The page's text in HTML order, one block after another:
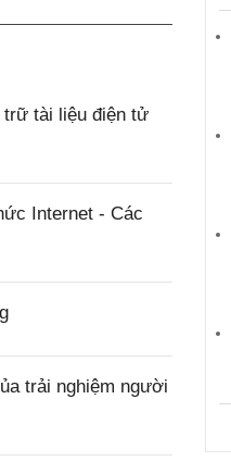
trữ tài liệu điện tử
Internet - Các
trải nghiệm người